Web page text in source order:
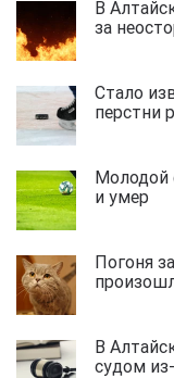
В
за
Стало
перстни
Молодой
и умер
Погоня
В
судом